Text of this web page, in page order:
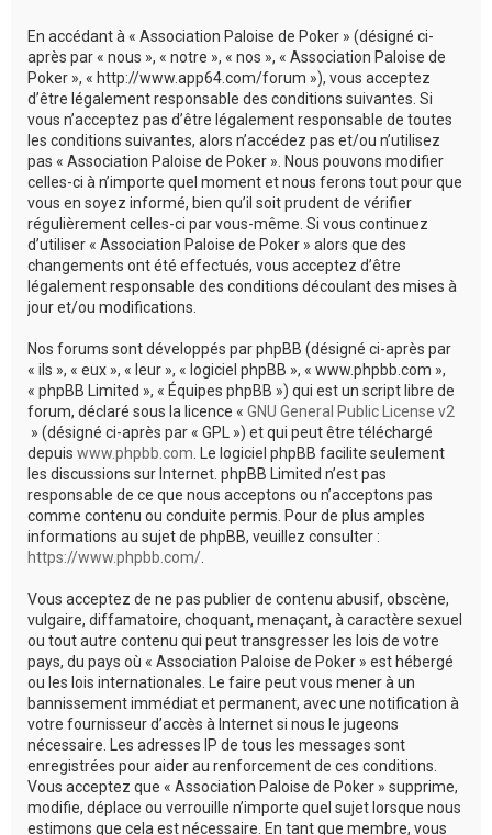
En accédant à « Association Paloise de Poker » (désigné ci-
après par « nous », « notre », « nos », « Association Paloise de
Poker », « http://www.app64.com/forum »), vous acceptez
d’être légalement responsable des conditions suivantes. Si
vous n’acceptez pas d’être légalement responsable de toutes
les conditions suivantes, alors n’accédez pas et/ou n’utilisez
pas « Association Paloise de Poker ». Nous pouvons modifier
celles-ci à n’importe quel moment et nous ferons tout pour que
vous en soyez informé, bien qu’il soit prudent de vérifier
régulièrement celles-ci par vous-même. Si vous continuez
d’utiliser « Association Paloise de Poker » alors que des
changements ont été effectués, vous acceptez d’être
légalement responsable des conditions découlant des mises à
jour et/ou modifications.
Nos forums sont développés par phpBB (désigné ci-après par
« ils », « eux », « leur », « logiciel phpBB », « www.phpbb.com »,
« phpBB Limited », « Équipes phpBB ») qui est un script libre de
forum, déclaré sous la licence « GNU General Public License v2
» (désigné ci-après par « GPL ») et qui peut être téléchargé
depuis www.phpbb.com . Le logiciel phpBB facilite seulement
les discussions sur Internet. phpBB Limited n’est pas
responsable de ce que nous acceptons ou n’acceptons pas
comme contenu ou conduite permis. Pour de plus amples
informations au sujet de phpBB, veuillez consulter :
https://www.phpbb.com/
Vous acceptez de ne pas publier de contenu abusif, obscène,
vulgaire, diffamatoire, choquant, menaçant, à caractère sexuel
ou tout autre contenu qui peut transgresser les lois de votre
pays, du pays où « Association Paloise de Poker » est hébergé
ou les lois internationales. Le faire peut vous mener à un
bannissement immédiat et permanent, avec une notification à
votre fournisseur d’accès à Internet si nous le jugeons
nécessaire. Les adresses IP de tous les messages sont
enregistrées pour aider au renforcement de ces conditions.
Vous acceptez que « Association Paloise de Poker » supprime,
modifie, déplace ou verrouille n’importe quel sujet lorsque nous
estimons que cela est nécessaire. En tant que membre, vous